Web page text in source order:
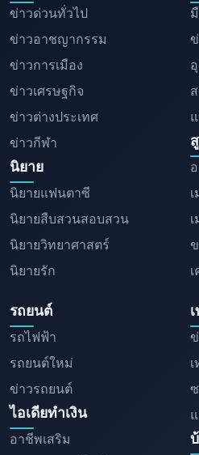
ข่าวด่วนทั่วไป
ข่าวอาชญากรรม
ข่าวการเมือง
ข่าวเศรษฐกิจ
ข่าวต่างประเทศ
ข่าวกีฬา
นิยาย
นิยายแฟนตาซี
นิยายสืบสวนสอบสวน
นิยายวิทยาศาสตร์
นิยายรัก
รถยนต์
รถไฟฟ้า
รถยนต์ใหม่
ข่าวรถยนต์
ไอเดียทำเงิน
อาชีพเสริม